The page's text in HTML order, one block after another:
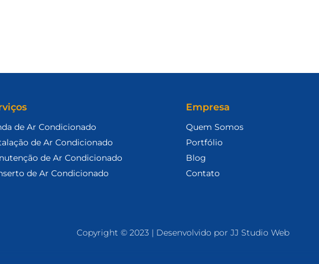
de Ar Condicionado
de Ar Condicionado
de Ar Condicionado
de Ar Condicionado
Empresa
Quem Somos
Portfólio
Blog
Contato
Copyright © 2023 | Desenvolvido por JJ Studio Web